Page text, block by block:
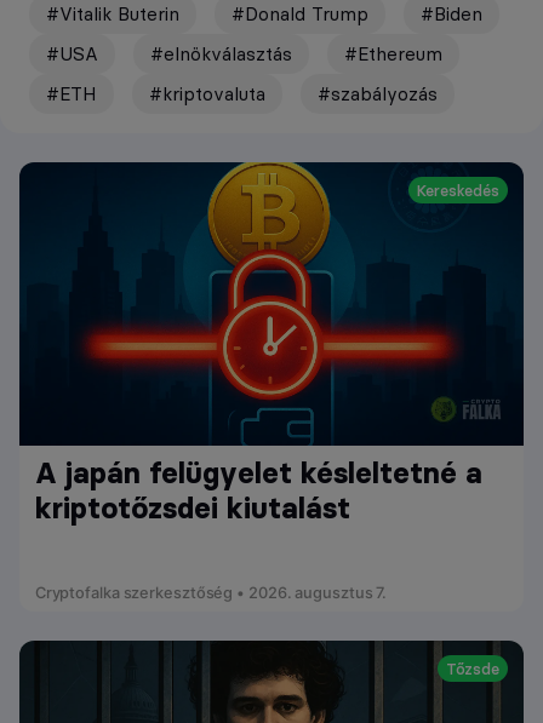
#Vitalik Buterin
#Donald Trump
#Biden
#USA
#elnökválasztás
#Ethereum
#ETH
#kriptovaluta #szabályozás
Kereskedés
A japán felügyelet késleltetné a
kriptotőzsdei kiutalást
Cryptofalka szerkesztőség • 2026. augusztus 7.
Tőzsde